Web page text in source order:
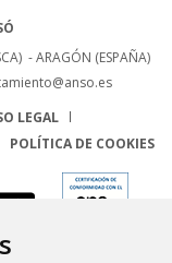
- ARAGÓN (ESPAÑA)
LEGAL
POLÍTICA DE COOKIES